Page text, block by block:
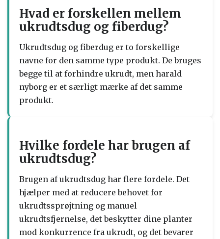
Hvad er forskellen mellem
ukrudtsdug og fiberdug?
Ukrudtsdug og fiberdug er to forskellige
navne for den samme type produkt. De bruges
begge til at forhindre ukrudt, men harald
nyborg er et særligt mærke af det samme
produkt.
Hvilke fordele har brugen af ​​
ukrudtsdug?
Brugen af ​​ukrudtsdug har flere fordele. Det
hjælper med at reducere behovet for
ukrudtssprøjtning og manuel
ukrudtsfjernelse, det beskytter dine planter
mod konkurrence fra ukrudt, og det bevarer